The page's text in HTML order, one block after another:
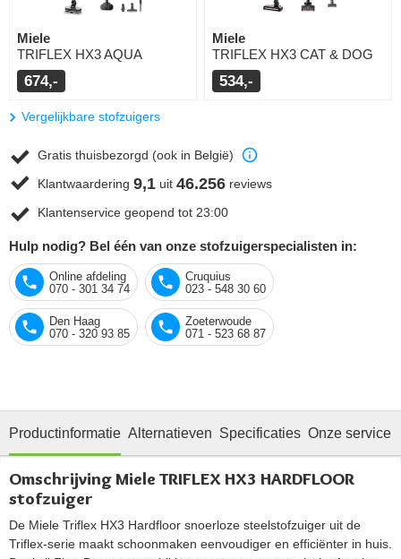
Miele
TRIFLEX HX3 AQUA
674,-
Miele
TRIFLEX HX3 CAT & DOG
534,-
Vergelijkbare stofzuigers
Gratis thuisbezorgd (ook in België)
Klantwaardering 9,1 uit 46.256 reviews
Klantenservice geopend tot 23:00
Hulp nodig? Bel één van onze stofzuigerspecialisten in:
Online afdeling
070 - 301 34 74
Cruquius
023 - 548 30 60
Den Haag
070 - 320 93 85
Zoeterwoude
071 - 523 68 87
Productinformatie Alternatieven Specificaties Onze service
Omschrijving Miele TRIFLEX HX3 HARDFLOOR
stofzuiger
De Miele Triflex HX3 Hardfloor snoerloze steelstofzuiger uit de
Triflex-serie maakt schoonmaken eenvoudiger en efficiënter in huis.